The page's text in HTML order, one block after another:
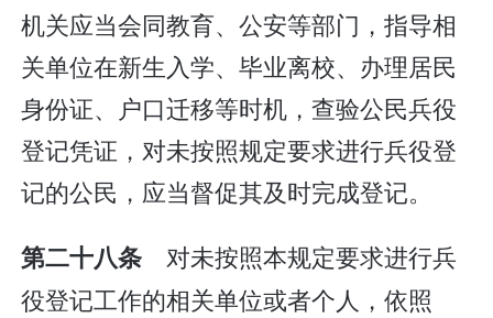
机关应当会同教育、公安等部门，指导相
关单位在新生入学、毕业离校、办理居民
身份证、户口迁移等时机，查验公民兵役
登记凭证，对未按照规定要求进行兵役登
记的公民，应当督促其及时完成登记。
第二十八条对未按照本规定要求进行兵
役登记工作的相关单位或者个人，依照